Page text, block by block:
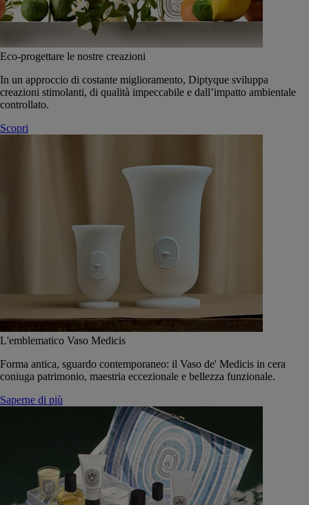
Eco-progettare le nostre creazioni
In un approccio di costante miglioramento, Diptyque sviluppa
creazioni stimolanti, di qualità impeccabile e dall’impatto ambientale
controllato.
Scopri
L'emblematico Vaso Medicis
Forma antica, sguardo contemporaneo: il Vaso de' Medicis in cera
coniuga patrimonio, maestria eccezionale e bellezza funzionale.
Saperne di più